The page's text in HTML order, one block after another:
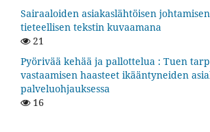
Sairaaloiden asiakaslähtöisen
tieteellisen tekstin kuvaamana
21
Pyörivää kehää ja pallottelua : Tuen
vastaamisen haasteet ikääntyneiden
palveluohjauksessa
16